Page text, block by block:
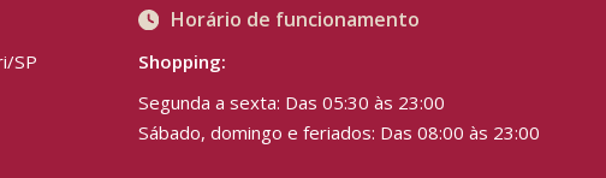
SP
Horário de funcionamento
Shopping:
Segunda a sexta: Das 05:30 às 23:00
Sábado, domingo e feriados: Das 08:00 às 23:00